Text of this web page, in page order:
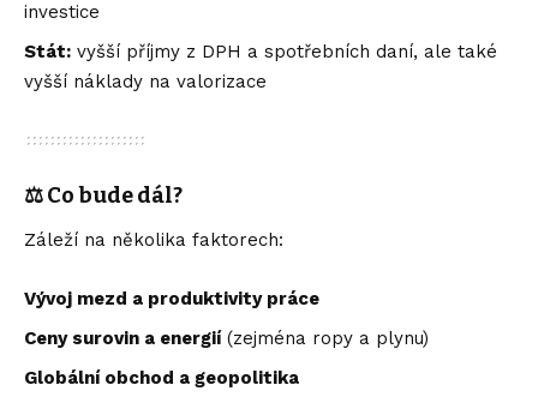
investice
Stát: vyšší příjmy z DPH a spotřebních daní, ale také
vyšší náklady na valorizace
⚖️ Co bude dál?
Záleží na několika faktorech:
Vývoj mezd a produktivity práce
Ceny surovin a energií(zejména ropy a plynu)
Globální obchod a geopolitika